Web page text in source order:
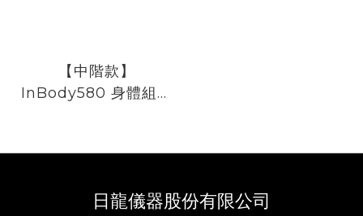
【中階款】
InBody580 身體組成
日龍儀器股份有限公司